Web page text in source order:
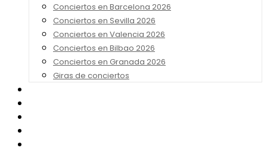
Conciertos en Barcelona 2026
Conciertos en Sevilla 2026
Conciertos en Valencia 2026
Conciertos en Bilbao 2026
Conciertos en Granada 2026
Giras de conciertos